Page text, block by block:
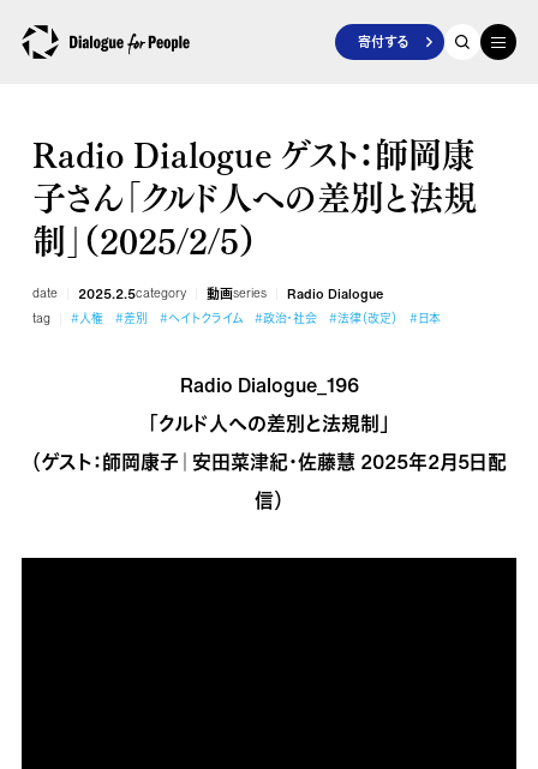
寄付する
Radio Dialogue ゲスト：師岡康
子さん「クルド人への差別と法規
制」（2025/2/5）
date 2025.2.5category 動画series Radio Dialogue
tag #人権 #差別 #ヘイトクライム #政治・社会 #法律（改定） #日本
Radio Dialogue_196
「クルド人への差別と法規制」
（ゲスト：師岡康子｜安田菜津紀・佐藤慧 2025年2月5日配
信）